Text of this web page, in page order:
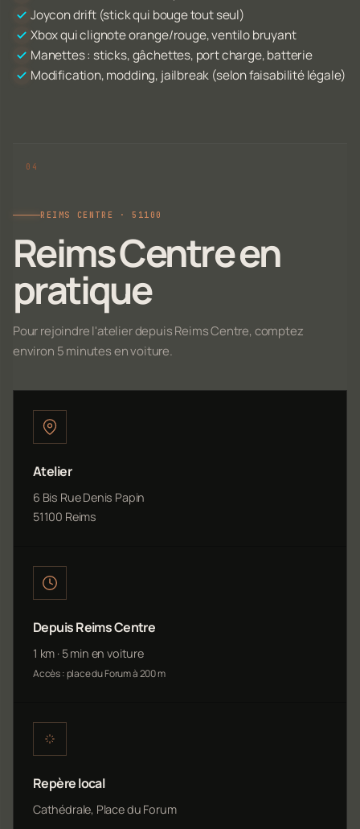
Joycon drift (stick qui bouge tout seul)
Xbox qui clignote orange/rouge, ventilo bruyant
Manettes : sticks, gâchettes, port charge, batterie
Modification, modding, jailbreak (selon faisabilité légale)
REIMS CENTRE · 51100
Reims Centre en
pratique
Pour rejoindre l'atelier depuis Reims Centre, comptez
environ 5 minutes en voiture.
Atelier
6 Bis Rue Denis Papin
51100 Reims
Depuis Reims Centre
1 km · 5 min en voiture
Accès : place du Forum à 200 m
Repère local
Cathédrale, Place du Forum